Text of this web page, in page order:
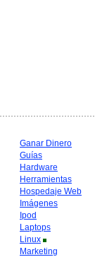
Ganar Dinero
Guías
Hardware
Herramientas
Hospedaje Web
Imágenes
Ipod
Laptops
Linux
Marketing